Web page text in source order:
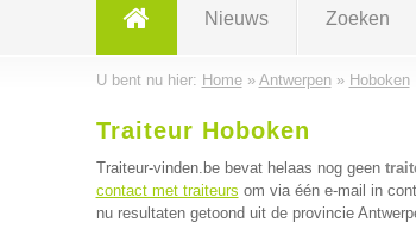
Nieuws Zoeken
U bent nu hier: Home» Antwerpen» Hoboken
Traiteur Hoboken
Traiteur-vinden.be bevat helaas nog geen
contact met traiteurs om via één e-mail in
nu resultaten getoond uit de provincie